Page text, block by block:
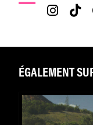
ÉGALEMENT